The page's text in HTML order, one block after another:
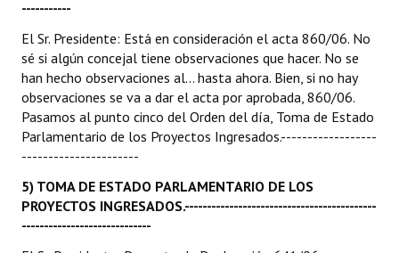
-----------
El Sr. Presidente: Está en consideración el acta 860/06. No
sé si algún concejal tiene observaciones que hacer. No se
han hecho observaciones al... hasta ahora. Bien, si no hay
observaciones se va a dar el acta por aprobada, 860/06.
Pasamos al punto cinco del Orden del día, Toma de Estado
Parlamentario de los Proyectos Ingresados.------------------
----------------------
5) TOMA DE ESTADO PARLAMENTARIO DE LOS
PROYECTOS INGRESADOS.-------------------------------------------
-----------------------------